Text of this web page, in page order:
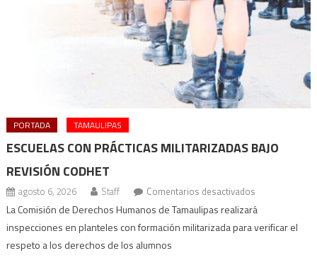
PORTADA TAMAULIPAS
ESCUELAS CON PRÁCTICAS MILITARIZADAS BAJO
REVISIÓN CODHET
agosto 6, 2026 Staff Comentarios desactivadosen
Escuelas
con
La Comisión de Derechos Humanos de Tamaulipas realizará
inspecciones en planteles con formación militarizada para verificar el
respeto a los derechos de los alumnos